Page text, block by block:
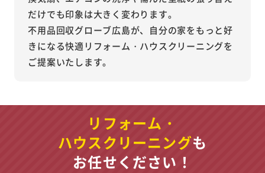
だけでも印象は大きく変わります。
不用品回収グローブ広島が、自分の家をもっと好
きになる快適リフォーム・ハウスクリーニングを
ご提案いたします。
リフォーム・
ハウスクリーニングも
お任せください！